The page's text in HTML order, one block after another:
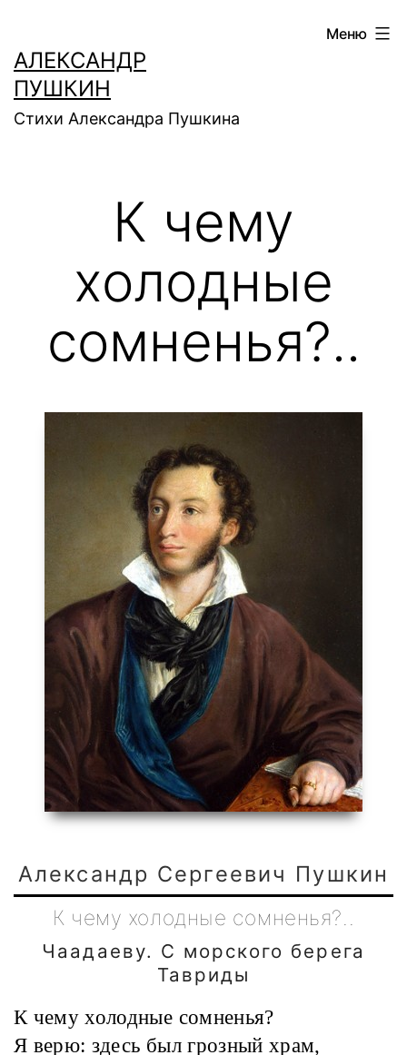
содержимому
АЛЕКСАНДР
ПУШКИН
Стихи Александра Пушкина
Меню
К чему
холодные
сомненья?..
Александр Сергеевич Пушкин
К чему холодные сомненья?..
Чаадаеву. С морского берега
Тавриды
К чему холодные сомненья?
Я верю: здесь был грозный храм,